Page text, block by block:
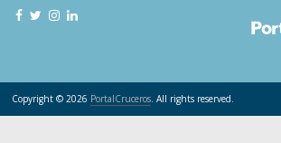
Copyright © 2026 PortalCruceros. All rights reserved.